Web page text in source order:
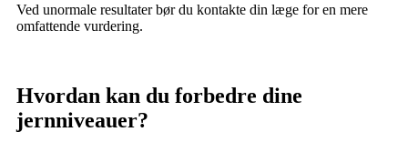
Ved unormale resultater bør du kontakte din læge for en mere
omfattende vurdering.
Hvordan kan du forbedre dine
jernniveauer?